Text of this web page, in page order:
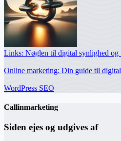
Links: Nøglen til digital synlighed og
Online marketing: Din guide til
WordPress SEO
Callinmarketing
Siden ejes og udgives af